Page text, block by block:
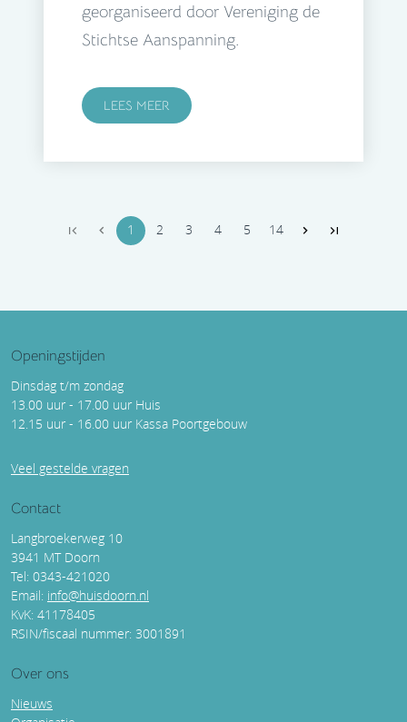
georganiseerd door Vereniging de
Stichtse Aanspanning.
LEES MEER
1 2 3 4 5 14
Openingstijden
Dinsdag t/m zondag
13.00 uur - 17.00 uur Huis
12.15 uur - 16.00 uur Kassa Poortgebouw
Veel gestelde vragen
Contact
Langbroekerweg 10
3941 MT Doorn
Tel: 0343-421020
Email: info@huisdoorn.nl
KvK: 41178405
RSIN/fiscaal nummer: 3001891
Over ons
Nieuws